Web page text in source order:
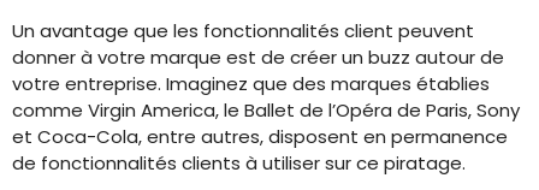
Un avantage que les fonctionnalités client peuvent
donner à votre marque est de créer un buzz autour de
votre entreprise. Imaginez que des marques établies
comme Virgin America, le Ballet de l’Opéra de Paris, Sony
et Coca-Cola, entre autres, disposent en permanence
de fonctionnalités clients à utiliser sur ce piratage.